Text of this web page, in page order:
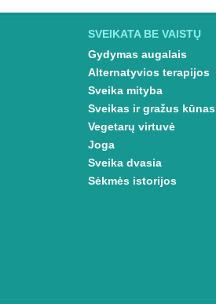
SVEIKATA BE VAISTŲ
Gydymas augalais
Alternatyvios terapijos
Sveika mityba
Sveikas ir gražus kūnas
Vegetarų virtuvė
Joga
Sveika dvasia
Sėkmės istorijos